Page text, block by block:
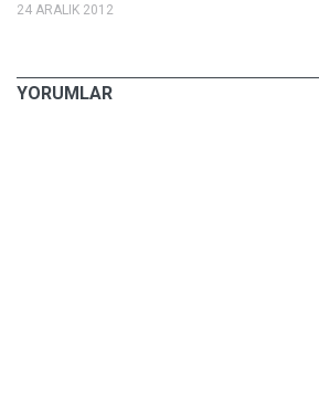
24 ARALIK 2012
YORUMLAR